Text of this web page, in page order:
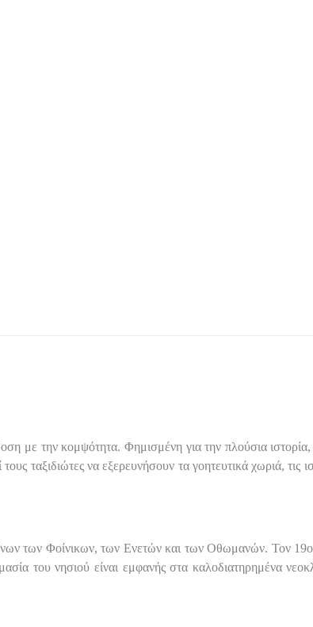
την κομψότητα. Φημισμένη για την πλούσια ιστορία,
ταξιδιώτες να εξερευνήσουν τα γοητευτικά χωριά, τις
των Φοίνικων, των Ενετών και των Οθωμανών. Τον
του νησιού είναι εμφανής στα καλοδιατηρημένα